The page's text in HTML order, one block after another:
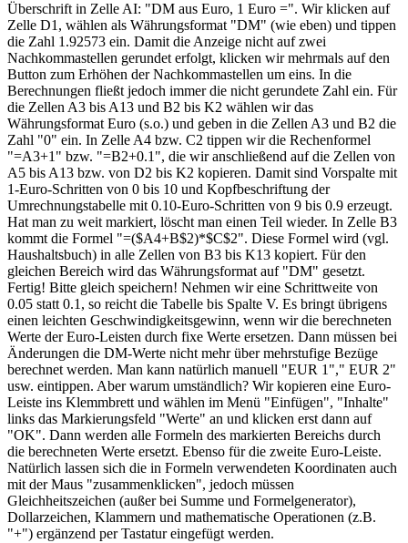
Überschrift in Zelle AI: "DM aus Euro, 1 Euro =". Wir klicken auf
Zelle D1, wählen als Währungsformat "DM" (wie eben) und tippen
die Zahl 1.92573 ein. Damit die Anzeige nicht auf zwei
Nachkommastellen gerundet erfolgt, klicken wir mehrmals auf den
Button zum Erhöhen der Nachkommastellen um eins. In die
Berechnungen fließt jedoch immer die nicht gerundete Zahl ein. Für
die Zellen A3 bis A13 und B2 bis K2 wählen wir das
Währungsformat Euro (s.o.) und geben in die Zellen A3 und B2 die
Zahl "0" ein. In Zelle A4 bzw. C2 tippen wir die Rechenformel
"=A3+1" bzw. "=B2+0.1", die wir anschließend auf die Zellen von
A5 bis A13 bzw. von D2 bis K2 kopieren. Damit sind Vorspalte mit
1-Euro-Schritten von 0 bis 10 und Kopfbeschriftung der
Umrechnungstabelle mit 0.10-Euro-Schritten von 9 bis 0.9 erzeugt.
Hat man zu weit markiert, löscht man einen Teil wieder. In Zelle B3
kommt die Formel "=($A4+B$2)*$C$2". Diese Formel wird (vgl.
Haushaltsbuch) in alle Zellen von B3 bis K13 kopiert. Für den
gleichen Bereich wird das Währungsformat auf "DM" gesetzt.
Fertig! Bitte gleich speichern! Nehmen wir eine Schrittweite von
0.05 statt 0.1, so reicht die Tabelle bis Spalte V. Es bringt übrigens
einen leichten Geschwindigkeitsgewinn, wenn wir die berechneten
Werte der Euro-Leisten durch fixe Werte ersetzen. Dann müssen bei
Änderungen die DM-Werte nicht mehr über mehrstufige Bezüge
berechnet werden. Man kann natürlich manuell "EUR 1"," EUR 2"
usw. eintippen. Aber warum umständlich? Wir kopieren eine Euro-
Leiste ins Klemmbrett und wählen im Menü "Einfügen", "Inhalte"
links das Markierungsfeld "Werte" an und klicken erst dann auf
"OK". Dann werden alle Formeln des markierten Bereichs durch
die berechneten Werte ersetzt. Ebenso für die zweite Euro-Leiste.
Natürlich lassen sich die in Formeln verwendeten Koordinaten auch
mit der Maus "zusammenklicken", jedoch müssen
Gleichheitszeichen (außer bei Summe und Formelgenerator),
Dollarzeichen, Klammern und mathematische Operationen (z.B.
"+") ergänzend per Tastatur eingefügt werden.